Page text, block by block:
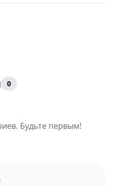
0
Будьте первым!